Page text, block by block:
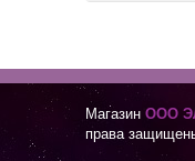
Магазин ООО
права